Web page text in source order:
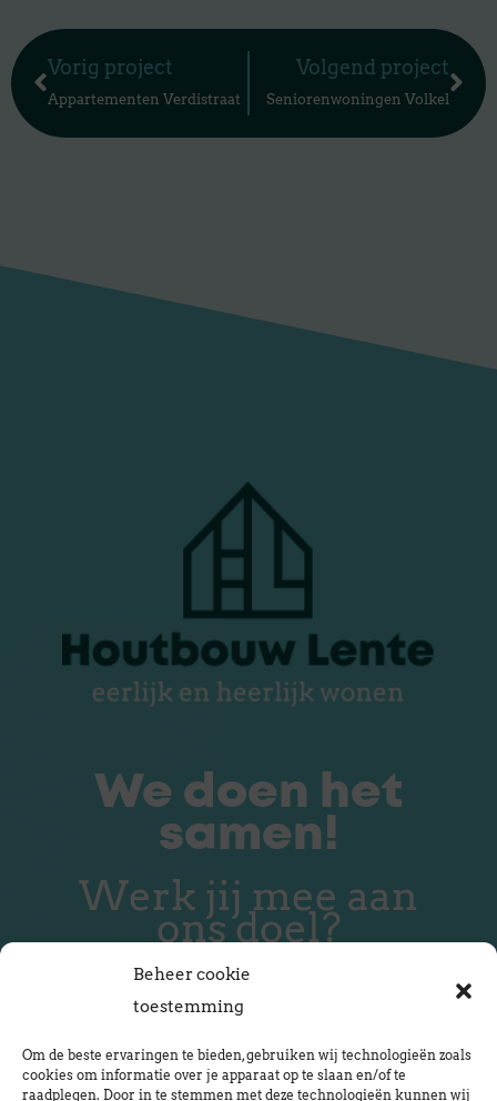
Beheer cookie
toestemming
Om de beste ervaringen te bieden, gebruiken wij technologieën zoals
cookies om informatie over je apparaat op te slaan en/of te
raadplegen. Door in te stemmen met deze technologieën kunnen wij
Vorige
Vorig project
Appartementen Verdistraat
Volgend project
Seniorenwoningen Volkel
We doen het
samen!
Werk jij mee aan
ons doel?
Neem contact op